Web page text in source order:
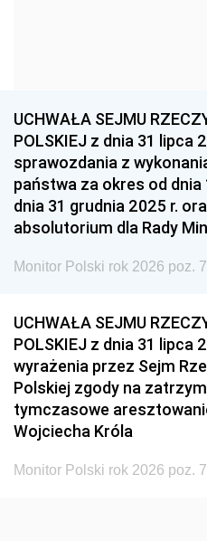
1939 1938
1936 1930
UCHWAŁA SEJMU
POLSKIEJ z dnia 31 lipca
sprawozdania z
państwa za okres od
dnia 31 grudnia 2025 r.
absolutorium dla Rady
Monitor Polski rok 2026 poz.
UCHWAŁA SEJMU
POLSKIEJ z dnia 31 lipca
wyrażenia przez Sejm
Polskiej zgody na
tymczasowe
Wojciecha Króla
Monitor Polski rok 2026 poz.